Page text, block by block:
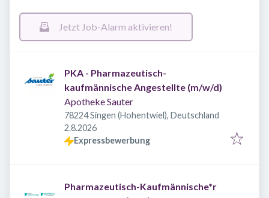
Jetzt Job-Alarm aktivieren!
PKA - Pharmazeutisch-
kaufmännische Angestellte (m/w/d)
Apotheke Sauter
78224 Singen (Hohentwiel), Deutschland
Veröffentlicht
2.8.2026
Expressbewerbung
Pharmazeutisch-Kaufmännische*r